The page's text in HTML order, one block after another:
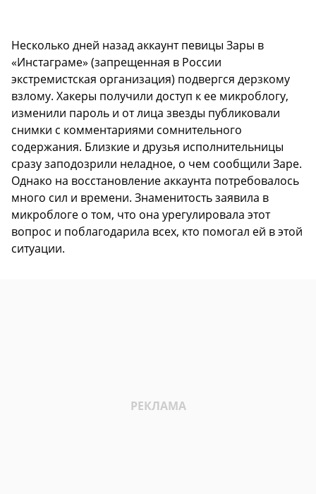
Несколько дней назад аккаунт певицы Зары в
«Инстаграме» (запрещенная в России
экстремистская организация) подвергся дерзкому
взлому. Хакеры получили доступ к ее микроблогу,
изменили пароль и от лица звезды публиковали
снимки с комментариями сомнительного
содержания. Близкие и друзья исполнительницы
сразу заподозрили неладное, о чем сообщили Заре.
Однако на восстановление аккаунта потребовалось
много сил и времени. Знаменитость заявила в
микроблоге о том, что она урегулировала этот
вопрос и поблагодарила всех, кто помогал ей в этой
ситуации.